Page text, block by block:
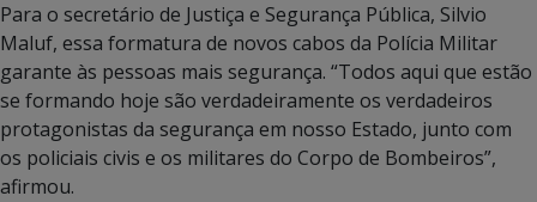
Para o secretário de Justiça e Segurança Pública, Silvio
Maluf, essa formatura de novos cabos da Polícia Militar
garante às pessoas mais segurança. “Todos aqui que estão
se formando hoje são verdadeiramente os verdadeiros
protagonistas da segurança em nosso Estado, junto com
os policiais civis e os militares do Corpo de Bombeiros”,
afirmou.